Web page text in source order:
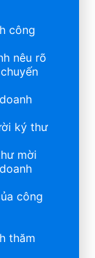
công
nêu rõ
ký thư
mời
công
thăm